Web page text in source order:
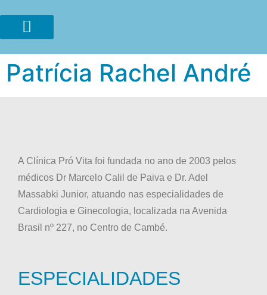
Patrícia Rachel André
A Clínica Pró Vita foi fundada no ano de 2003 pelos
médicos Dr Marcelo Calil de Paiva e Dr. Adel
Massabki Junior, atuando nas especialidades de
Cardiologia e Ginecologia, localizada na Avenida
Brasil nº 227, no Centro de Cambé.
ESPECIALIDADES